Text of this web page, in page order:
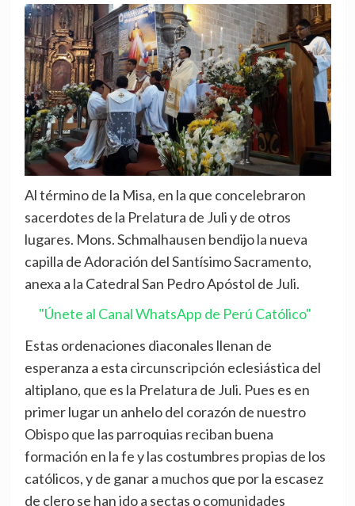
Al término de la Misa, en la que concelebraron
sacerdotes de la Prelatura de Juli y de otros
lugares. Mons. Schmalhausen bendijo la nueva
capilla de Adoración del Santísimo Sacramento,
anexa a la Catedral San Pedro Apóstol de Juli.
"Únete al Canal WhatsApp de Perú Católico"
Estas ordenaciones diaconales llenan de
esperanza a esta circunscripción eclesiástica del
altiplano, que es la Prelatura de Juli. Pues es en
primer lugar un anhelo del corazón de nuestro
Obispo que las parroquias reciban buena
formación en la fe y las costumbres propias de los
católicos, y de ganar a muchos que por la escasez
de clero se han ido a sectas o comunidades